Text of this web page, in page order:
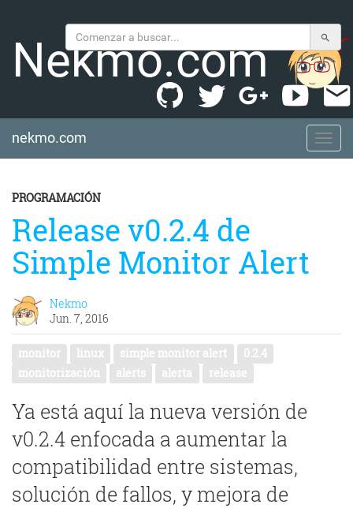
Nekmo.com
nekmo.com
PROGRAMACIÓN
Release v0.2.4 de
Simple Monitor Alert
Nekmo
Jun. 7, 2016
monitor linux simple monitor alert
0.2.4
monitorización
alerts alerta release
Ya está aquí la nueva versión de
v0.2.4 enfocada a aumentar la
compatibilidad entre sistemas,
solución de fallos, y mejora de